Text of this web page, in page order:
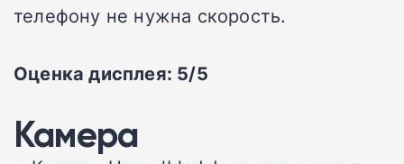
телефону не нужна скорость.
Оценка дисплея: 5/5
Камера